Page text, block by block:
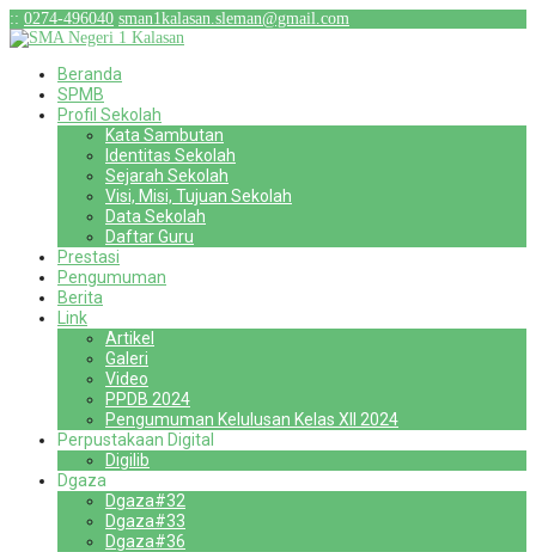
:: 0274-496040 sman1kalasan.sleman@gmail.com
Beranda
SPMB
Profil Sekolah
Kata Sambutan
Identitas Sekolah
Sejarah Sekolah
Visi, Misi, Tujuan Sekolah
Data Sekolah
Daftar Guru
Prestasi
Pengumuman
Berita
Link
Artikel
Galeri
Video
PPDB 2024
Pengumuman Kelulusan Kelas XII 2024
Perpustakaan Digital
Digilib
Dgaza
Dgaza#32
Dgaza#33
Dgaza#36